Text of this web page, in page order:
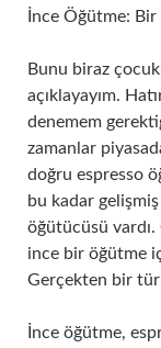
İnce Öğütme: Bir
Bunu biraz
açıklayayım.
denemem
zamanlar
doğru espresso
bu kadar
öğütücüsü
ince bir öğütme
Gerçekten bir tür
İnce öğütme,